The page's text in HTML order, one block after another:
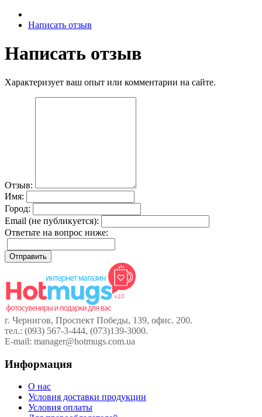
Написать отзыв
Написать отзыв
Характеризует ваш опыт или комментарии на сайте.
Отзыв:
Имя:
Город:
Email (не публикуется):
Ответьте на вопрос ниже:
г. Чернигов, Проспект Победы, 139, офис. 200.
тел.: (093) 567-3-444, (073)139-3000.
E-mail: manager@hotmugs.com.ua
Информация
О нас
Условия доставки продукции
Условия оплаты